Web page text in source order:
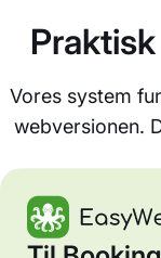
Vores system
webversionen.